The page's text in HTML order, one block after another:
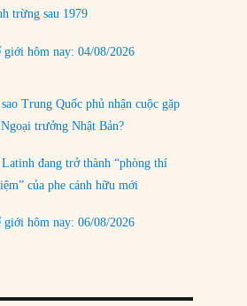
trừng sau 1979
giới hôm nay: 04/08/2026
Trung Quốc phủ nhận cuộc gặp
trưởng Nhật Bản?
đang trở thành “phòng thí
của phe cánh hữu mới
giới hôm nay: 06/08/2026